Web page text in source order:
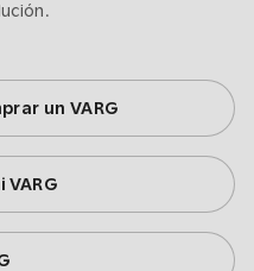
un VARG